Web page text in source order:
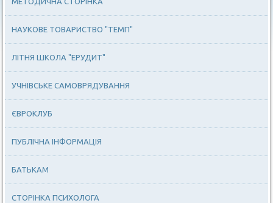
НАУКОВЕ ТОВАРИСТВО "ТЕМП"
ЛІТНЯ ШКОЛА "ЕРУДИТ"
УЧНІВСЬКЕ САМОВРЯДУВАННЯ
ЄВРОКЛУБ
ПУБЛІЧНА ІНФОРМАЦІЯ
БАТЬКАМ
СТОРІНКА ПСИХОЛОГА